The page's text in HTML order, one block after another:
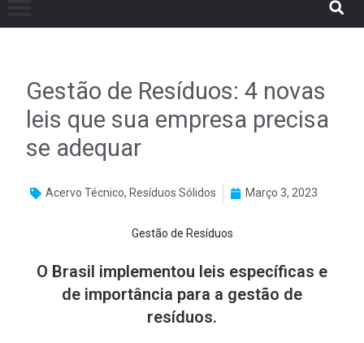
Gestão de Resíduos: 4 novas
leis que sua empresa precisa
se adequar
Acervo Técnico, Resíduos Sólidos Março 3, 2023
Gestão de Resíduos
O Brasil implementou leis específicas e
de importância para a gestão de
resíduos.